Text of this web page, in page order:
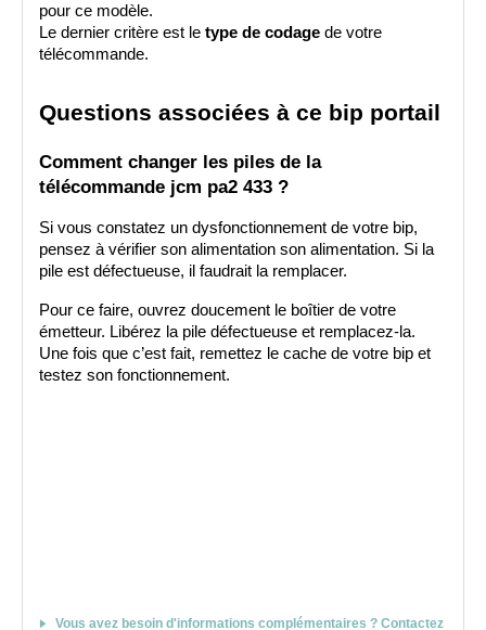
pour ce modèle.
Le dernier critère est le type de codage de votre
télécommande.
Questions associées à ce bip portail
Comment changer les piles de la
télécommande jcm pa2 433 ?
Si vous constatez un dysfonctionnement de votre bip,
pensez à vérifier son alimentation son alimentation. Si la
pile est défectueuse, il faudrait la remplacer.
Pour ce faire, ouvrez doucement le boîtier de votre
émetteur. Libérez la pile défectueuse et remplacez-la.
Une fois que c’est fait, remettez le cache de votre bip et
testez son fonctionnement.
Vous avez besoin d'informations complémentaires ? Contactez